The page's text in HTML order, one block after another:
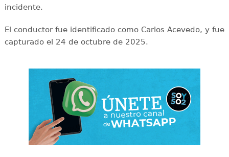
incidente.
El conductor fue identificado como Carlos Acevedo, y fue
capturado el 24 de octubre de 2025.